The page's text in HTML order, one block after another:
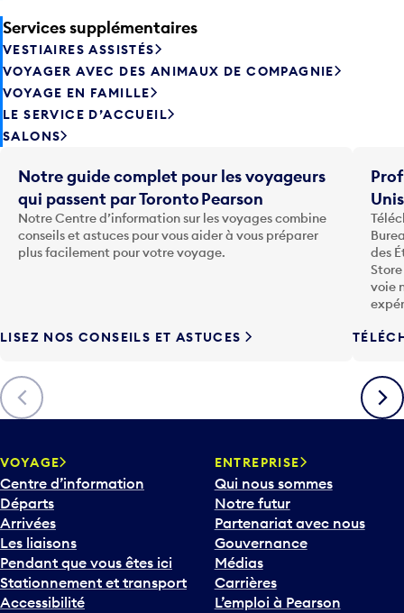
Services supplémentaires
VESTIAIRES ASSISTÉS
VOYAGER AVEC DES ANIMAUX DE COMPAGNIE
VOYAGE EN FAMILLE
LE SERVICE D’ACCUEIL
SALONS
Précédent
Notre guide complet pour les voyageurs
qui passent par Toronto Pearson
Notre Centre d’information sur les voyages combine
conseils et astuces pour vous aider à vous préparer
plus facilement pour votre voyage.
LISEZ NOS CONSEILS ET ASTUCES
des
voie
VOYAGE
Centre d’information
Départs
Arrivées
Les liaisons
Pendant que vous êtes ici
Stationnement et transport
Accessibilité
ENTREPRISE
Qui nous sommes
Notre futur
Partenariat avec nous
Gouvernance
Médias
Carrières
L’emploi à Pearson